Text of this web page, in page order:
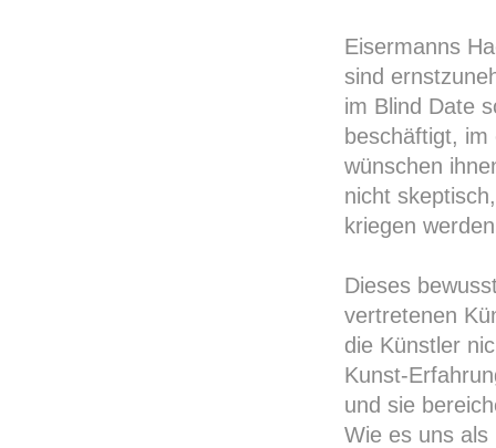
Eisermanns
sind
im Blind Date
beschäftigt, im
wünschen
nicht
kriegen
Dieses
vertretenen
die Künstler
Kunst-
und sie
Wie es uns